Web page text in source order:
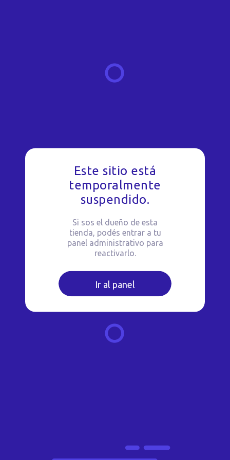
Este sitio está
temporalmente
suspendido.
Si sos el dueño de esta
tienda, podés entrar a tu
panel administrativo para
reactivarlo.
Ir al panel